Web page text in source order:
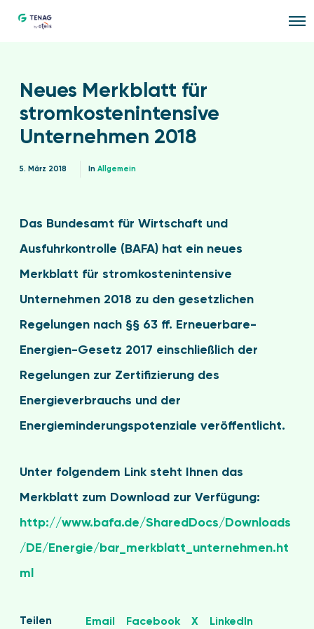
O
Neues Merkblatt für
stromkostenintensive
Unternehmen 2018
5. März 2018 In Allgemein
Das Bundesamt für Wirtschaft und
Ausfuhrkontrolle (BAFA) hat ein neues
Merkblatt für stromkostenintensive
Unternehmen 2018 zu den gesetzlichen
Regelungen nach §§ 63 ff. Erneuerbare-
Energien-Gesetz 2017 einschließlich der
Regelungen zur Zertifizierung des
Energieverbrauchs und der
Energieminderungspotenziale veröffentlicht.
Unter folgendem Link steht Ihnen das
Merkblatt zum Download zur Verfügung:
http://www.bafa.de/SharedDocs/Downloads
/DE/Energie/bar_merkblatt_unternehmen.ht
ml
Teilen Email Facebook X LinkedIn